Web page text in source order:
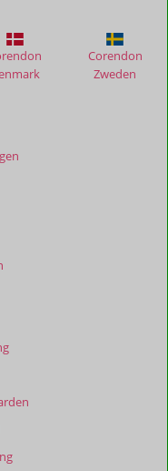
Corendon
Zweden